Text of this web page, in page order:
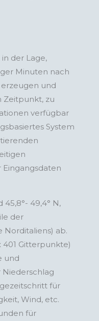
in der Lage,
Minuten nach
und
Zeitpunkt, zu
verfügbar
System
45,8°- 49,4° N,
der
Norditaliens) ab.
401 Gitterpunkte)
und
für
Wind, etc.
für